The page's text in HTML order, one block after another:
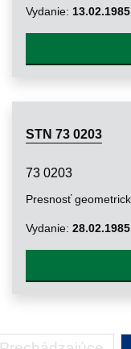
Vydanie: 13.02.1985
STN 73 0203
73 0203
Vydanie: 28.02.1985